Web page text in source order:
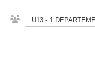
U13 - 1